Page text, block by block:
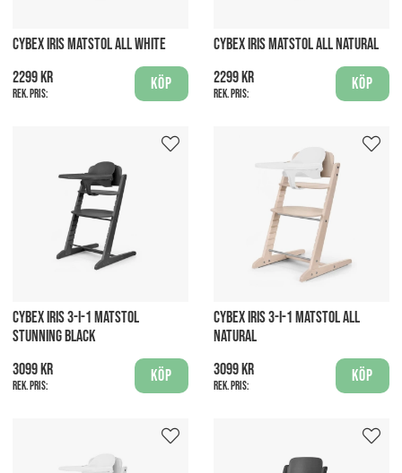
CYBEX IRIS MATSTOL ALL WHITE
2299 kr
Rek. pris:
Köp
CYBEX IRIS MATSTOL ALL NATURAL
2299 kr
Rek. pris:
Köp
CYBEX IRIS 3-I-1 MATSTOL
STUNNING BLACK
3099 kr
Rek. pris:
Köp
CYBEX IRIS 3-I-1 MATSTOL ALL
NATURAL
3099 kr
Rek. pris:
Köp